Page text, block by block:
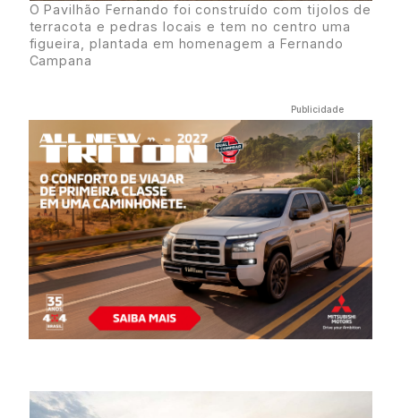
O Pavilhão Fernando foi construído com tijolos de
terracota e pedras locais e tem no centro uma
figueira, plantada em homenagem a Fernando
Campana